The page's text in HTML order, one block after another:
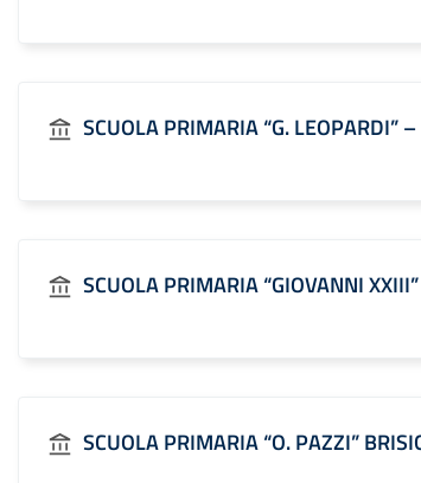
SCUOLA PRIMARIA “G. LEOPARDI”
SCUOLA PRIMARIA “GIOVANNI
SCUOLA PRIMARIA “O. PAZZI”